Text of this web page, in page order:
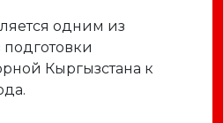
одним из
Кыргызстана к